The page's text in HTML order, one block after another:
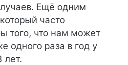
Ещё одним
часто
того, что нам может
одного раза в год у
лет.